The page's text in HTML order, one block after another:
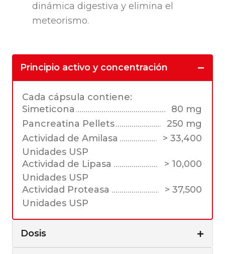
dinámica digestiva y elimina el
meteorismo.
Principio activo y concentración
Cada cápsula contiene:
Simeticona
80 mg
Pancreatina Pellets
250 mg
Actividad de Amilasa
> 33,400
Unidades USP
Actividad de Lipasa
> 10,000
Unidades USP
Actividad Proteasa
> 37,500
Unidades USP
Dosis